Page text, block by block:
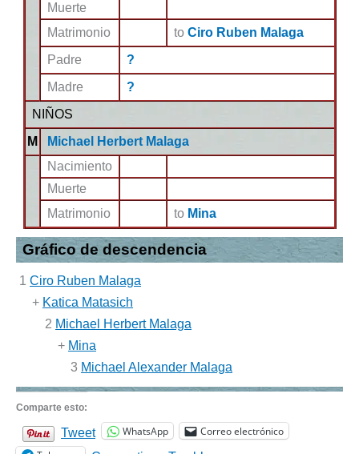
Muerte
Matrimonio
to Ciro Ruben Malaga
Padre
?
Madre
?
NIÑOS
M
Michael Herbert Malaga
Nacimiento
Muerte
Matrimonio
to Mina
Gráfico de descendencia
1 Ciro Ruben Malaga
+ Katica Matasich
2 Michael Herbert Malaga
+ Mina
3 Michael Alexander Malaga
Comparte esto:
Tweet WhatsApp
Correo electrónico